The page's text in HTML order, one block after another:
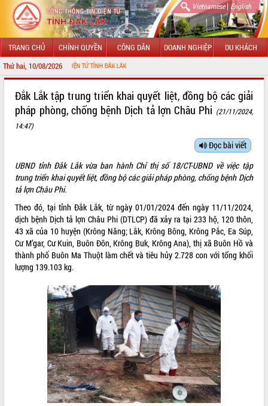
Vietnamese| English
TRANG CHỦ CHÍNH QUYỀN CÔNG DÂN DOANH NGHIỆP DU KHÁCH
Thứ hai, 10/08/2026
THÔNG TIN ĐIỆN TỬ TỈNH ĐẮK LẮK
GIỚI THIỆU
LÃNH ĐẠO UBND TỈNH
SỞ, BAN, NGÀNH
UBND CÁC XÃ, PHƯỜNG
THÔNG TIN CHỈ ĐẠO ĐIỀU HÀNH
HỆ THỐNG VĂN BẢN
VĂN BẢN HĐND TỈNH
ĐIỂM TIN VĂN BẢN
QUY HOẠCH - KẾ HOẠCH
Đắk Lắk tập trung triển khai quyết liệt, đồng bộ các giải
pháp phòng, chống bệnh Dịch tả lợn Châu Phi (21/11/2024,
14:47)
Đọc bài viết
UBND tỉnh Đắk Lắk vừa ban hành Chỉ thị số 18/CT-UBND về việc tập
trung triển khai quyết liệt, đồng bộ các giải pháp phòng, chống bệnh Dịch
tả lợn Châu Phi.
Theo đó, tại tỉnh Đắk Lắk, từ ngày 01/01/2024 đến ngày 11/11/2024,
dịch bệnh Dịch tả lợn Châu Phi (DTLCP) đã xảy ra tại 233 hộ, 120 thôn,
43 xã của 10 huyện (Krông Năng; Lắk, Krông Bông, Krông Pắc, Ea Súp,
Cư M’gar, Cư Kuin, Buôn Đôn, Krông Buk, Krông Ana), thị xã Buôn Hồ và
thành phố Buôn Ma Thuột làm chết và tiêu hủy 2.728 con với tổng khối
lượng 139.103 kg.